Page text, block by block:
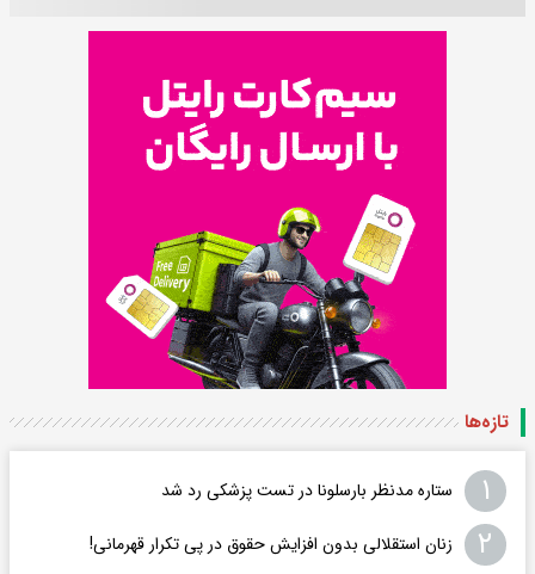
تازه‌ها
۱ ستاره مدنظر بارسلونا در تست پزشکی رد شد
۲ زنان استقلالی بدون افزایش حقوق در پی تکرار قهرمانی!